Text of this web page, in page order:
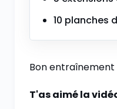
10 planches
Bon
T'as aimé la